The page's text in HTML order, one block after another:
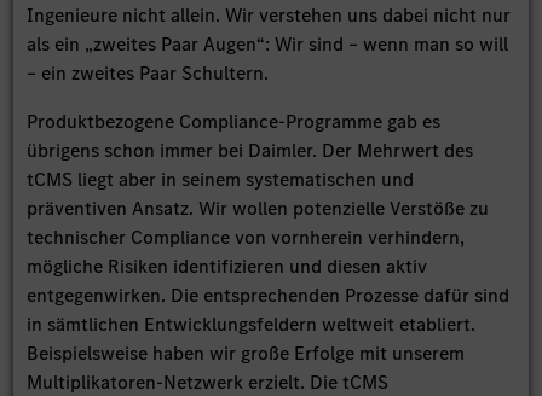
Ingenieure nicht allein. Wir verstehen uns dabei nicht nur
als ein „zweites Paar Augen“: Wir sind – wenn man so will
– ein zweites Paar Schultern.
Produktbezogene Compliance-Programme gab es
übrigens schon immer bei Daimler. Der Mehrwert des
tCMS liegt aber in seinem systematischen und
präventiven Ansatz. Wir wollen potenzielle Verstöße zu
technischer Compliance von vornherein verhindern,
mögliche Risiken identifizieren und diesen aktiv
entgegenwirken. Die entsprechenden Prozesse dafür sind
in sämtlichen Entwicklungsfeldern weltweit etabliert.
Beispielsweise haben wir große Erfolge mit unserem
Multiplikatoren-Netzwerk erzielt. Die tCMS